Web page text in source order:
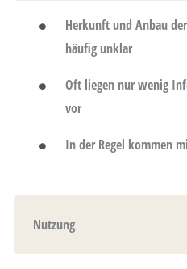
Herkunft und Anbau
häufig unklar
Oft liegen nur wenig
vor
In der Regel kommen
Nutzung